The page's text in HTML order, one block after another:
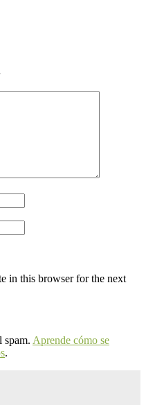
in this browser for the next
spam. Aprende cómo se
.